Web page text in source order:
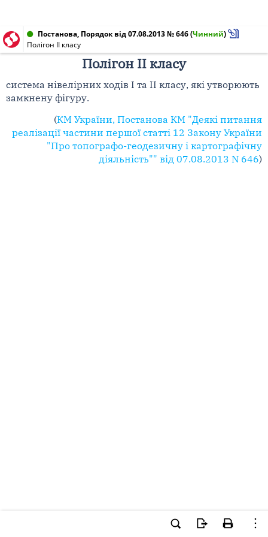
Постанова, Порядок від 07.08.2013 № 646(Чинний)
Полігон II класу